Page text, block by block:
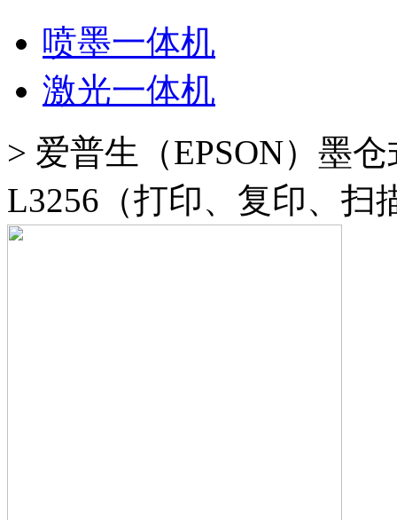
喷墨一体机
激光一体机
> 爱普生（EPSON）墨
L3256（打印、复印、扫